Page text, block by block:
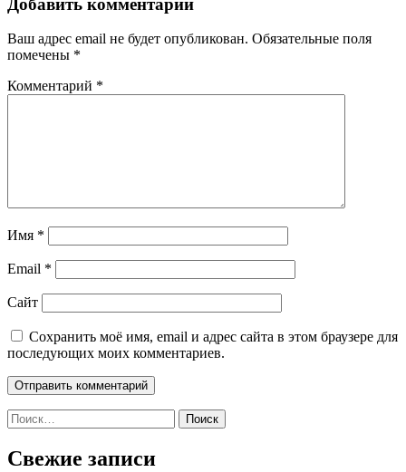
Ваш адрес email не будет опубликован. Обязательные поля
помечены *
Комментарий *
Имя *
Email *
Сайт
Сохранить моё имя, email и адрес сайта в этом браузере для
последующих моих комментариев.
Найти:
Свежие записи